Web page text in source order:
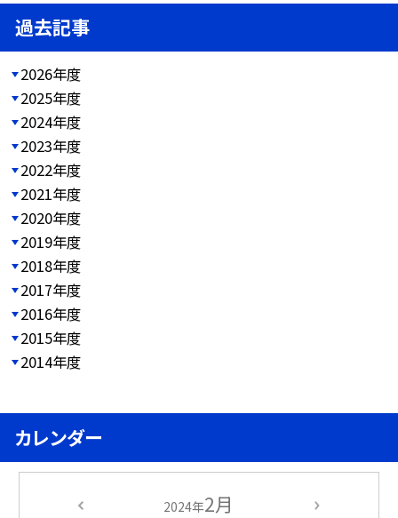
過去記事
2026年度
2025年度
2024年度
2023年度
2022年度
2021年度
2020年度
2019年度
2018年度
2017年度
2016年度
2015年度
2014年度
カレンダー
2024年2月